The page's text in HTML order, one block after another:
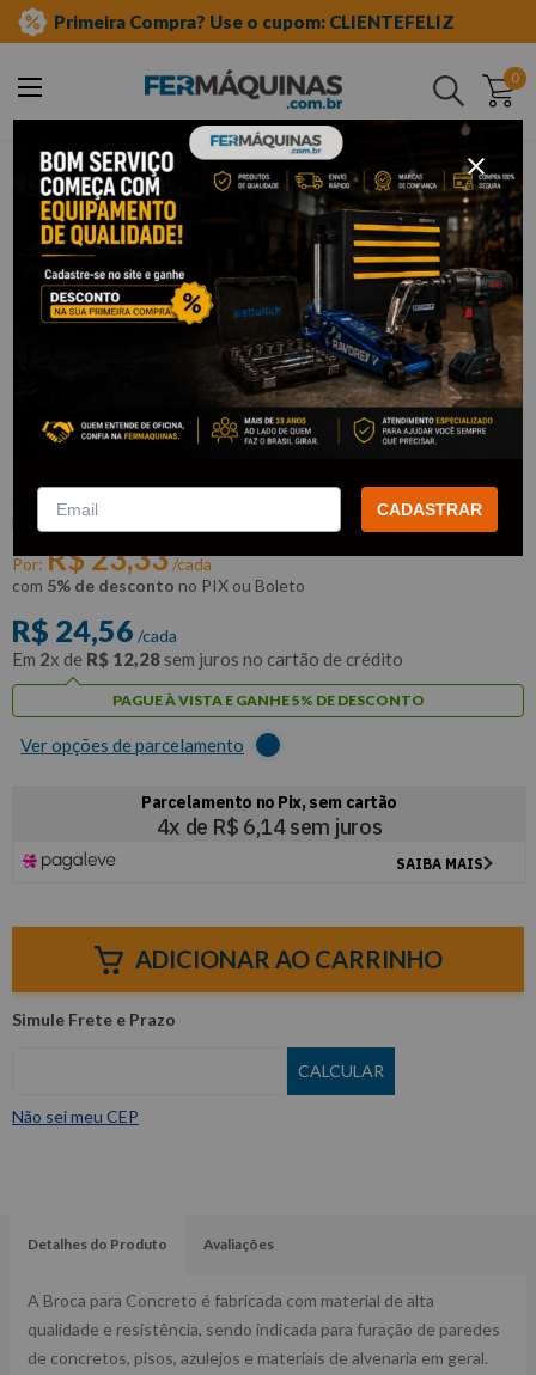
Primeira Compra? Use o cupom: CLIENTEFELIZ
0
Buscar
ferramentas em geral
brocas
broca para concreto
Broca para Concreto 13mm 1/2"-
IW913 IRWIN
IW913
IRWIN
Por: R$23,33/cada
com 5% de desconto no PIX ou Boleto
R$ 24,56 /cada
Em 2x de R$ 12,28 sem juros no cartão de crédito
PAGUE À VISTA E GANHE 5% DE DESCONTO
Ver opções de parcelamento
ADICIONAR AO CARRINHO
Não sei meu CEP
Detalhes do Produto Avaliações
A Broca para Concreto é fabricada com material de alta
qualidade e resistência, sendo indicada para furação de paredes
de concretos, pisos, azulejos e materiais de alvenaria em geral.
CADASTRAR